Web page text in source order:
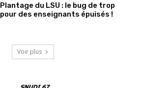
Plantage du LSU : le bug de trop
pour des enseignants épuisés !
Voir plus